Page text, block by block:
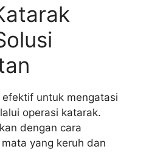
untuk mengatasi
operasi katarak.
dengan cara
yang keruh dan